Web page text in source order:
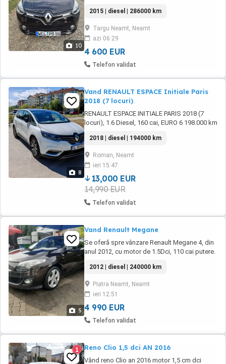
10
computer Pilot automat Geamuri electrice
Oglinzi electrice 2 x Cartele Geamuri fumurii
Radio-CD mp3, bluetooth, usb Linia Audio
Bose Proiectoare Comenzi volan Volan ...
2015 | diesel | 286000 km
Targu Neamt, Neamt
azi 06:29
4 600 EUR
Telefon validat
8
Vand RENAULT ESPACE Initiale Paris
2018 (7 locuri)
RENAULT ESPACE INITIALE PARIS 2018 (7
locuri), 1.6 Diesel, 160 cai, EURO 6 198.000 km
DEFEND CAR PROTECT VALABILA 3 ANI
(INCEPAND DIN 29.04.2025) SAU PANA LA
247.700KM - Baterie noua (ian.2026),
anvelope iarna MICHELIN + anvelope vara
DUNLOP SPORT RT MAX - Schimb ...
2018 | diesel | 194000 km
Roman, Neamt
ieri 15:47
13,000 EUR
14,990 EUR
Telefon validat
5
Vand Renault Megane
Se oferă spre vânzare Renault Megane 4, din
anul 2012, cu motor de 1.5Dci, 110 cai putere.
adusa din Belgia in 2023, având un singur
proprietar pana in prezent. Are toate reviziile
făcute la zi. Pentru mai multe detalii, la telefon
! Pret ușor negoci ...
2012 | diesel | 240000 km
Piatra Neamt, Neamt
ieri 12:51
4 990 EUR
Telefon validat
1 Reno Clio 1,5 dci AN 2016
Vând reno Clio an 2016 motor 1,5 cm dci